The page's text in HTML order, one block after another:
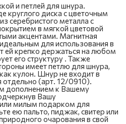
и петлей для шнура.
круглого диска с цветочным
серебристого металла с
в мягкой цветовой
акцентами. Магнитная
для использования в
ей крепко держаться на любом
его структуру . Также
имеет петлю для шнура,
кулон. Шнур не входит в
отдельно (арт. 12/0910).
дополнением к Вашему
Вашу
или милым подарком для
ею пальто, пиджак, свитер или
очарования в свой